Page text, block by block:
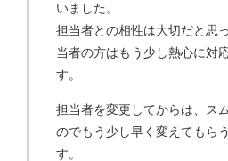
いました。
担当者との相性は大切だと思
当者の方はもう少し熱心に対
す。
担当者を変更してからは、ス
のでもう少し早く変えてもら
す。